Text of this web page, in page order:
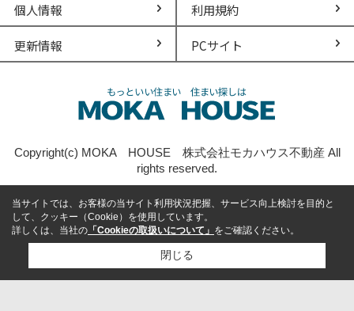
個人情報 利用規約
更新情報 PCサイト
Copyright(c) MOKA HOUSE 株式会社モカハウス不動産 All
rights reserved.
当サイトでは、お客様の当サイト利用状況把握、サービス向上検討を目的と
して、クッキー（Cookie）を使用しています。
詳しくは、当社の 「Cookieの取扱いについて」 をご確認ください。
閉じる